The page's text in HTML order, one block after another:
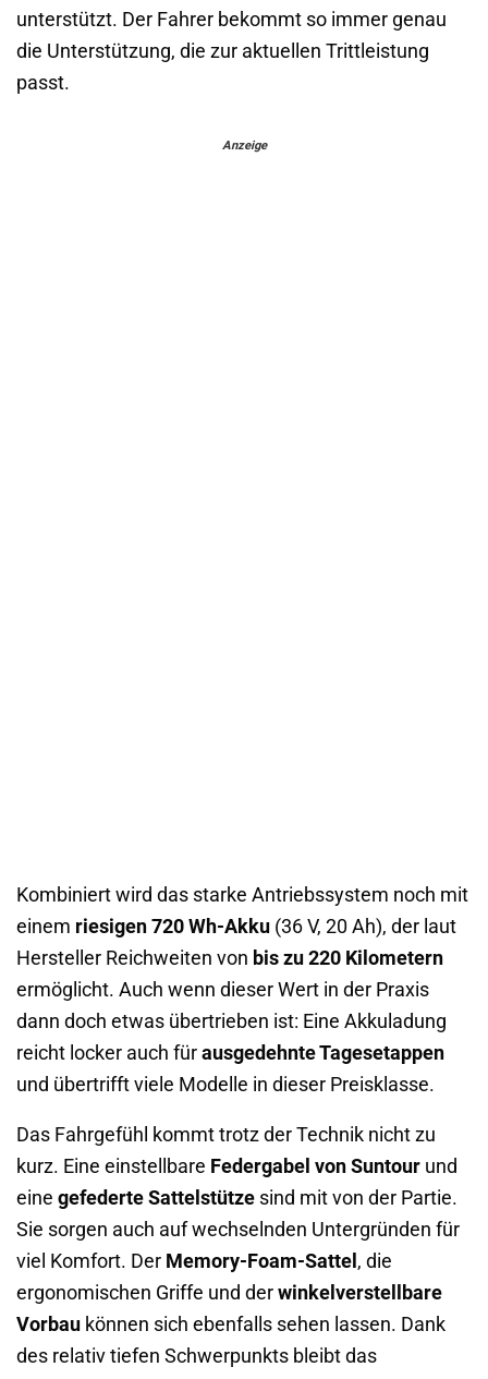
unterstützt. Der Fahrer bekommt so immer genau
die Unterstützung, die zur aktuellen Trittleistung
passt.
Anzeige
Kombiniert wird das starke Antriebssystem noch mit
einem riesigen 720 Wh-Akku (36 V, 20 Ah), der laut
Hersteller Reichweiten von bis zu 220 Kilometern
ermöglicht. Auch wenn dieser Wert in der Praxis
dann doch etwas übertrieben ist: Eine Akkuladung
reicht locker auch für ausgedehnte Tagesetappen
und übertrifft viele Modelle in dieser Preisklasse.
Das Fahrgefühl kommt trotz der Technik nicht zu
kurz. Eine einstellbare Federgabel von Suntour und
eine gefederte Sattelstütze sind mit von der Partie.
Sie sorgen auch auf wechselnden Untergründen für
viel Komfort. Der Memory-Foam-Sattel , die
ergonomischen Griffe und der winkelverstellbare
Vorbau können sich ebenfalls sehen lassen. Dank
des relativ tiefen Schwerpunkts bleibt das